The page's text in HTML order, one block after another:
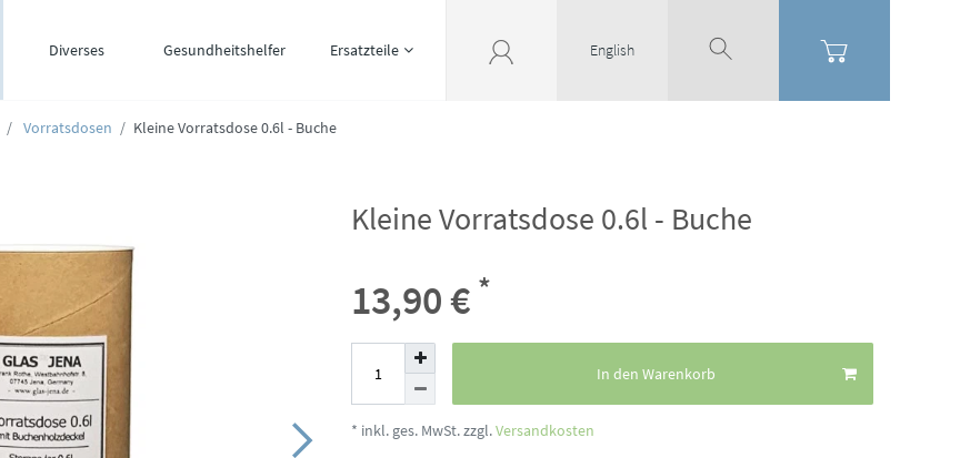
Diverses Gesundheitshelfer Ersatzteile English
Vorratsdosen Kleine Vorratsdose 0.6l - Buche
Kleine Vorratsdose 0.6l - Buche
13,90 € *
In den Warenkorb
* inkl. ges. MwSt. zzgl.Versandkosten